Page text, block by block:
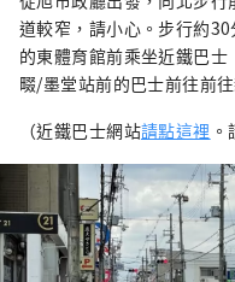
道較窄，請小心。步行約
的東體育館前乘坐近鐵巴
畷/墨堂站前的巴士前往前
（近鐵巴士網站請點這裡